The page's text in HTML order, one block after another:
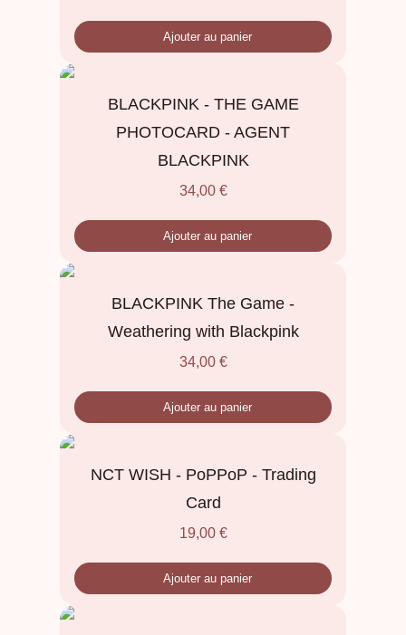
Ajouter au panier
BLACKPINK - THE GAME
PHOTOCARD - AGENT
BLACKPINK
34,00 €
Ajouter au panier
BLACKPINK The Game -
Weathering with Blackpink
34,00 €
Ajouter au panier
NCT WISH - PoPPoP - Trading
Card
19,00 €
Ajouter au panier